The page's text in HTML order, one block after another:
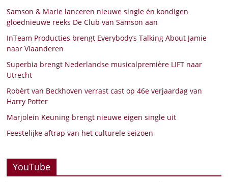
Samson & Marie lanceren nieuwe single én kondigen
gloednieuwe reeks De Club van Samson aan
InTeam Producties brengt Everybody’s Talking About Jamie
naar Vlaanderen
Superbia brengt Nederlandse musicalpremière LIFT naar
Utrecht
Robèrt van Beckhoven verrast cast op 46e verjaardag van
Harry Potter
Marjolein Keuning brengt nieuwe eigen single uit
Feestelijke aftrap van het culturele seizoen
YouTube